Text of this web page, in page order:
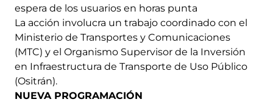
espera de los usuarios en horas punta
La acción involucra un trabajo coordinado con el
Ministerio de Transportes y Comunicaciones
(MTC) y el Organismo Supervisor de la Inversión
en Infraestructura de Transporte de Uso Público
(Ositrán).
NUEVA PROGRAMACIÓN